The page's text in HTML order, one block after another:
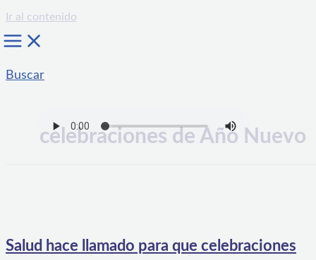
Ir al contenido
Buscar
celebraciones de Año Nuevo
Salud hace llamado para que celebraciones